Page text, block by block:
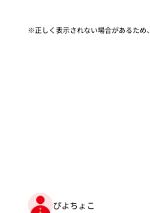
※正しく表示されない場合があるため
ぴよちょこ